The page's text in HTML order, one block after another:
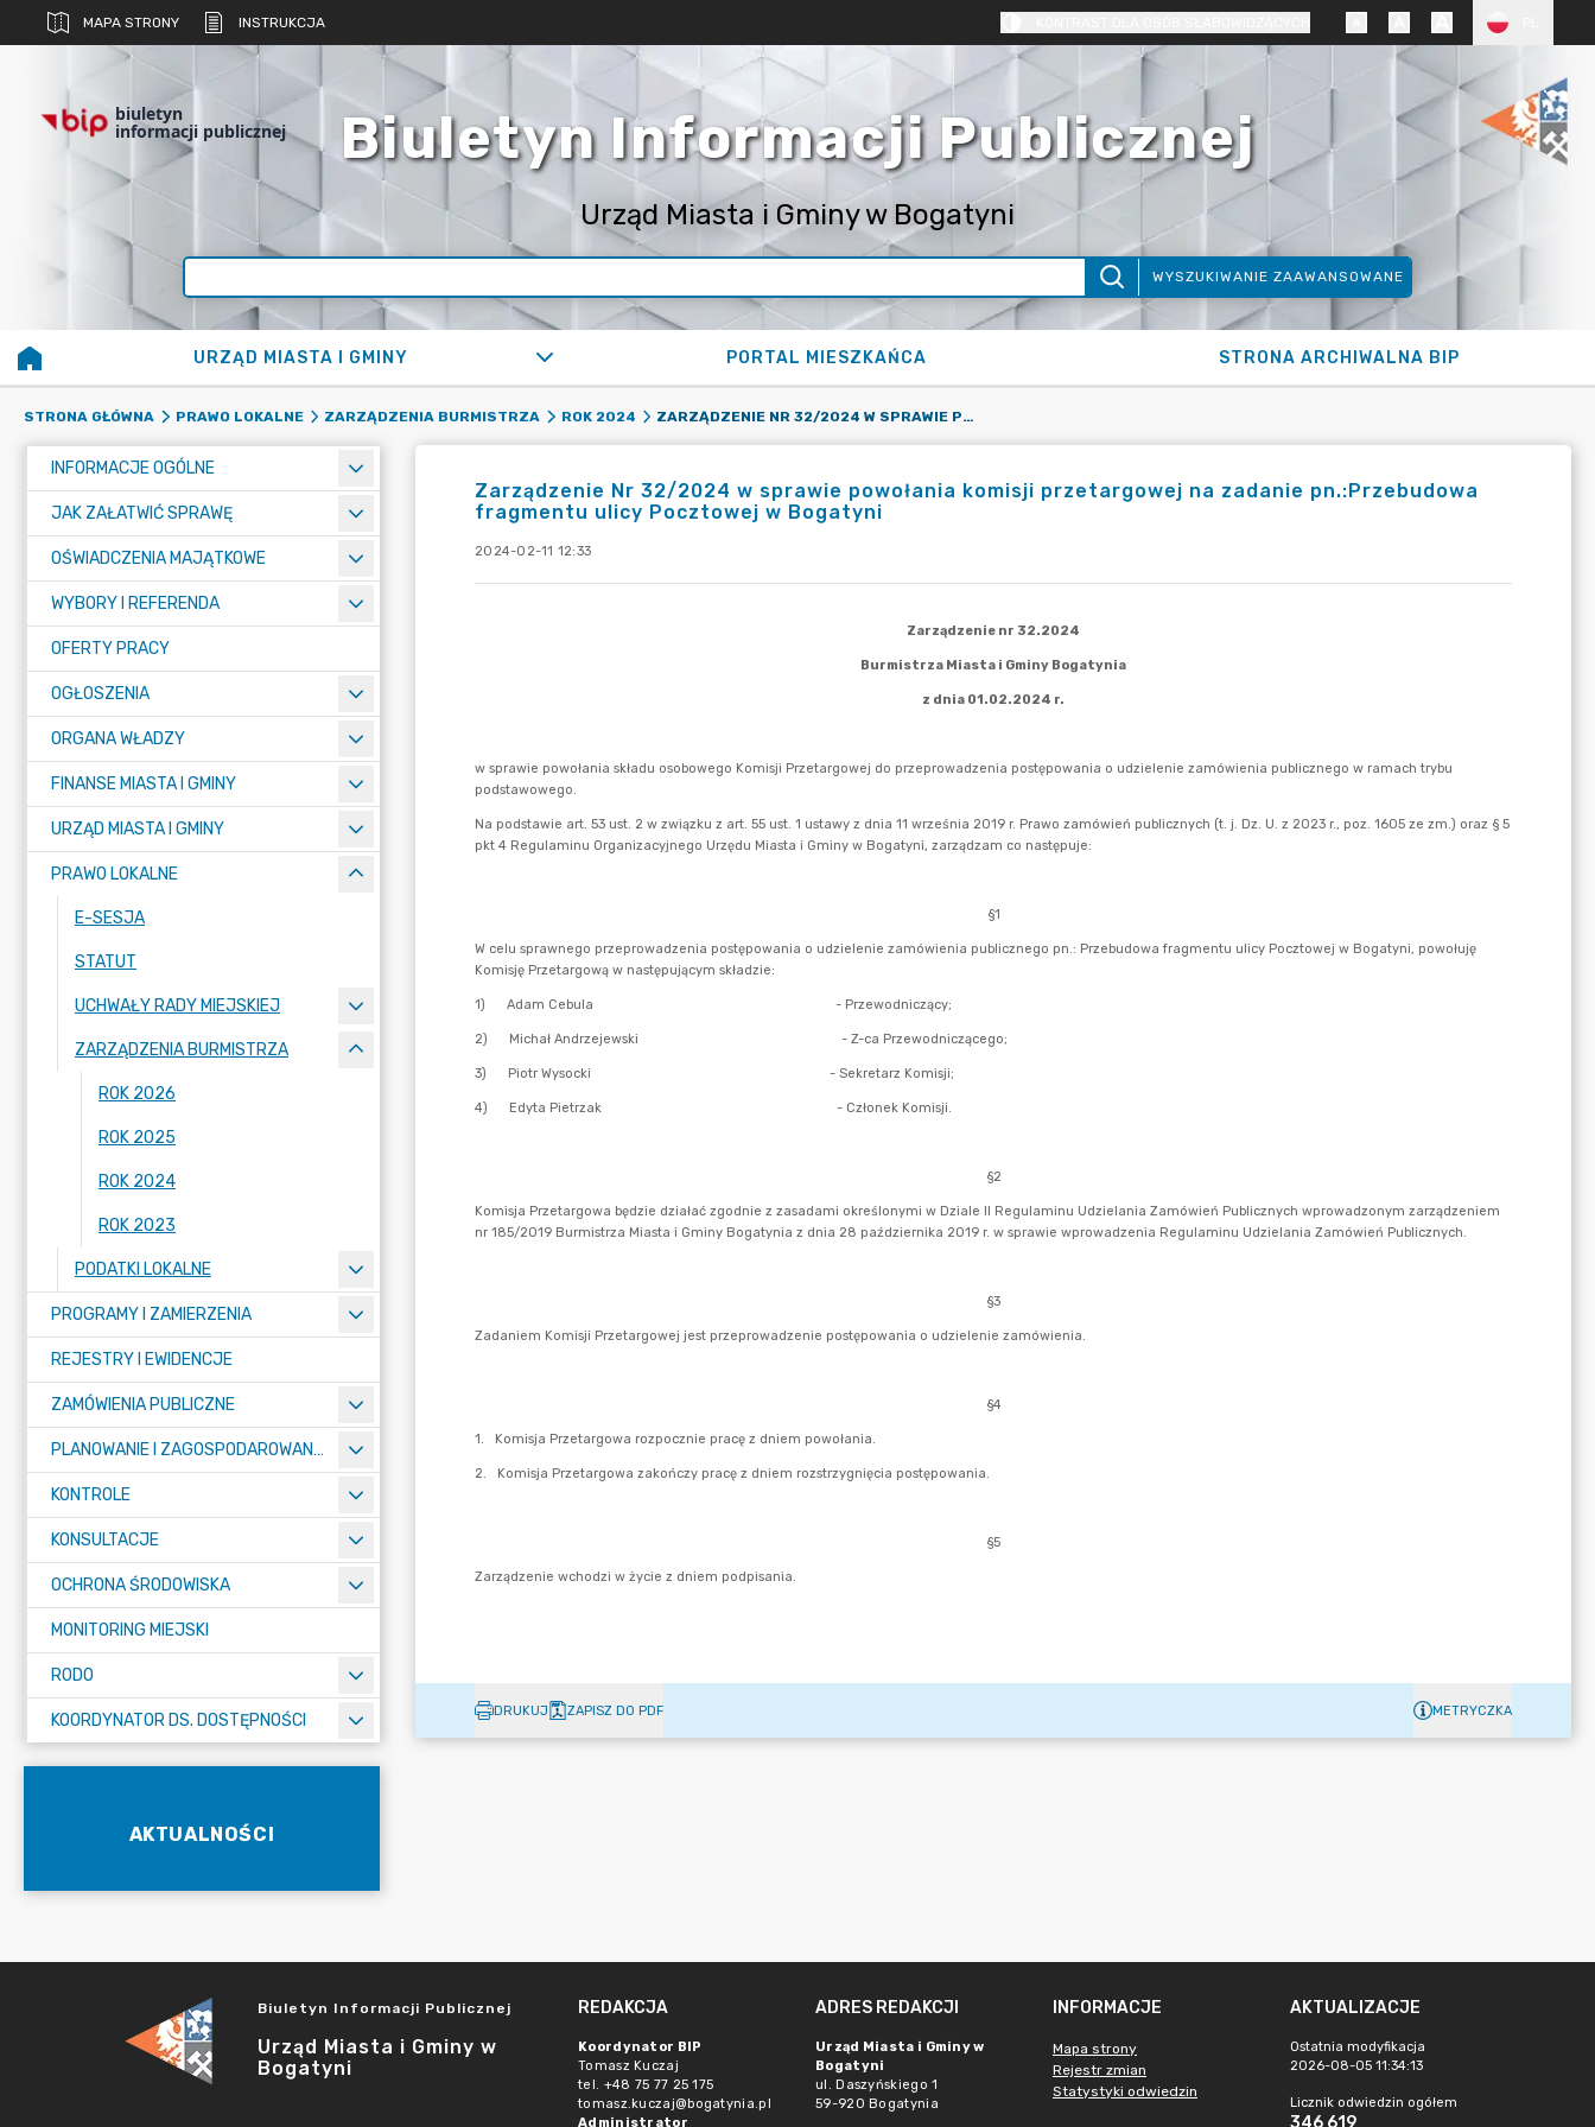
MAPA STRONY INSTRUKCJA
biuletyn
informacji publicznej Biuletyn Informacji Publicznej
Urząd Miasta i Gminy w Bogatyni
WYSZUKIWANIE ZAAWANSOWANE
URZĄD MIASTA I GMINY PORTAL MIESZKAŃCA STRONA ARCHIWALNA BIP
STRONA GŁÓWNA PRAWO LOKALNE ZARZĄDZENIA BURMISTRZA ROK 2024 ZARZĄDZENIE NR 32/2024 W SPRAWIE POWOŁANIA KOMISJI PRZETARGOWEJ NA ZADANIE PN.:PRZEBUDOWA FRAGMENTU ULICY POCZTOWEJ W BOGATYNI
INFORMACJE OGÓLNE
JAK ZAŁATWIĆ SPRAWĘ
OŚWIADCZENIA MAJĄTKOWE
WYBORY I REFERENDA
OFERTY PRACY
OGŁOSZENIA
ORGANA WŁADZY
FINANSE MIASTA I GMINY
URZĄD MIASTA I GMINY
PRAWO LOKALNE
E-SESJA
STATUT
UCHWAŁY RADY MIEJSKIEJ
ZARZĄDZENIA BURMISTRZA
ROK 2026
ROK 2025
ROK 2024
ROK 2023
PODATKI LOKALNE
PROGRAMY I ZAMIERZENIA
REJESTRY I EWIDENCJE
ZAMÓWIENIA PUBLICZNE
PLANOWANIE I ZAGOSPODAROWANIE PRZESTRZENNE
KONTROLE
KONSULTACJE
OCHRONA ŚRODOWISKA
MONITORING MIEJSKI
RODO
KOORDYNATOR DS. DOSTĘPNOŚCI
AKTUALNOŚCI
Zarządzenie Nr 32/2024 w sprawie powołania komisji przetargowej na zadanie pn.:Przebudowa
fragmentu ulicy Pocztowej w Bogatyni
2024-02-11 12:33
DRUKUJ ZAPISZ DO PDF METRYCZKA
Biuletyn Informacji Publicznej
Urząd Miasta i Gminy w
Bogatyni
REDAKCJA
Koordynator BIP
Tomasz Kuczaj
tel. +48 75 77 25 175
tomasz.kuczaj@bogatynia.pl
Administrator
ADRES REDAKCJI
Urząd Miasta i Gminy w
Bogatyni
ul. Daszyńskiego 1
59-920 Bogatynia
INFORMACJE
Mapa strony
Rejestr zmian
Statystyki odwiedzin
AKTUALIZACJE
Ostatnia modyfikacja
2026-08-05 11:34:13
Licznik odwiedzin ogółem
346 619